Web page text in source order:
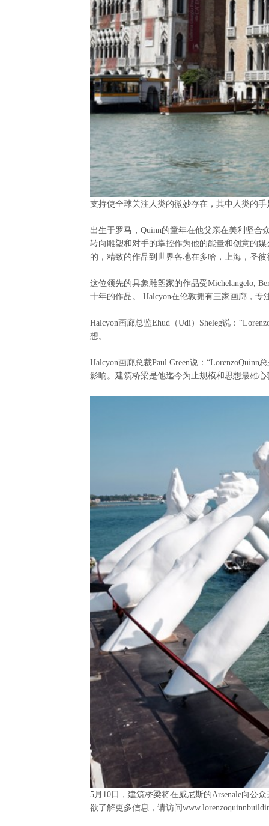
支持使全球关注人类的微妙存在，其中人类的
出生于罗马， Quinn的童年在他父亲在美利坚合
转向雕塑和对手的掌控作为他的能量和创意的媒
的，精致的作品到世界各地在多哈，上海，圣
这位领先的具象雕塑家的作品受Michelangelo,
十年的作品。
Halcyon在伦敦拥有三家画廊，专
Halcyon画廊总监Ehud （Udi） Sheleg说：“
想。
Halcyon画廊总裁Paul Green说：“LorenzoQuinn
影响。 建筑桥梁是他迄今为止规模和思想最雄
5月 10 日，建筑桥梁将在威尼斯的Arsenale向公众
欲了解更多信息，请访问